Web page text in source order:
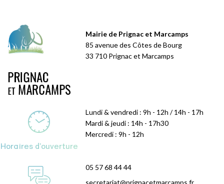
Mairie de Prignac et Marcamps
85 avenue des Côtes de Bourg
33 710 Prignac et Marcamps
Horaires d'ouverture
Lundi & vendredi : 9h - 12h / 14h - 17h
Mardi & jeudi : 14h - 17h30
Mercredi : 9h - 12h
05 57 68 44 44